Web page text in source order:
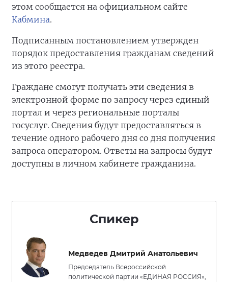
этом сообщается на официальном сайте
Кабмина.
Подписанным постановлением утвержден
порядок предоставления гражданам сведений
из этого реестра.
Граждане смогут получать эти сведения в
электронной форме по запросу через единый
портал и через региональные порталы
госуслуг. Сведения будут предоставляться в
течение одного рабочего дня со дня получения
запроса оператором. Ответы на запросы будут
доступны в личном кабинете гражданина.
Спикер
Медведев Дмитрий Анатольевич
Председатель Всероссийской
политической партии «ЕДИНАЯ РОССИЯ»,